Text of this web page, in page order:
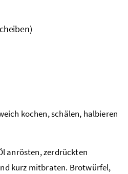
kochen, schälen, halbieren
anrösten, zerdrückten
kurz mitbraten. Brotwürfel,